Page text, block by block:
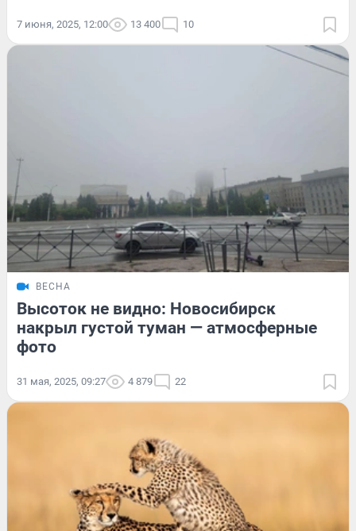
7 июня, 2025, 12:00 13 400 10
ВЕСНА
Высоток не видно: Новосибирск
накрыл густой туман — атмосферные
фото
31 мая, 2025, 09:27 4 879 22